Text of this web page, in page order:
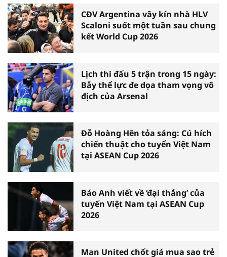
CĐV Argentina vây kín nhà HLV
Scaloni suốt một tuần sau chung
kết World Cup 2026
Lịch thi đấu 5 trận trong 15 ngày:
Bẫy thể lực đe dọa tham vọng vô
địch của Arsenal
Đỗ Hoàng Hên tỏa sáng: Cú hích
chiến thuật cho tuyển Việt Nam
tại ASEAN Cup 2026
Báo Anh viết về ‘đại thắng’ của
tuyển Việt Nam tại ASEAN Cup
2026
Man United chốt giá mua sao trẻ